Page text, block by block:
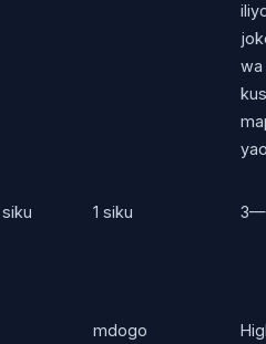
wa
1 siku
mdogo